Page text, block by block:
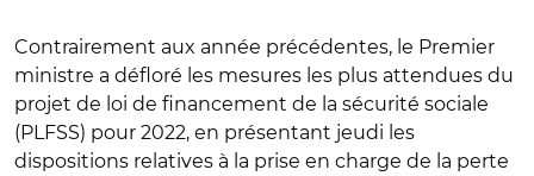
Contrairement aux année précédentes, le Premier
ministre a défloré les mesures les plus attendues du
projet de loi de financement de la sécurité sociale
(PLFSS) pour 2022, en présentant jeudi les
dispositions relatives à la prise en charge de la perte